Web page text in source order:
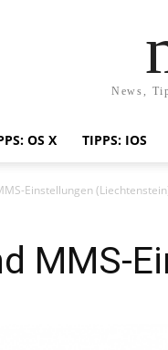
News,
OS X TIPPS: IOS
Einstellungen
MMS-